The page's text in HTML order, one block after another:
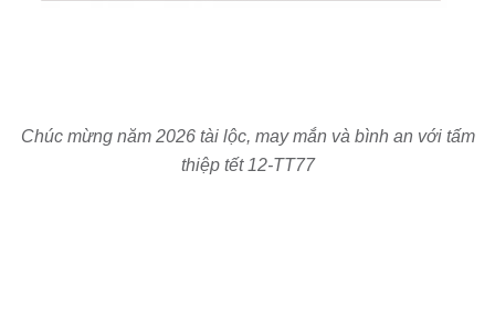
Chúc mừng năm 2026 tài lộc, may mắn và bình an với tấm
thiệp tết 12-TT77